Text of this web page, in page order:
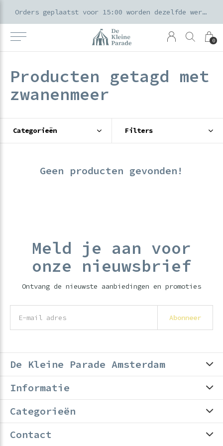
0
Orders geplaatst voor 15:00 worden dezelfde werkdag verzonden
Producten getagd met
zwanenmeer
Categorieën Filters
Geen producten gevonden!
Meld je aan voor
onze nieuwsbrief
Ontvang de nieuwste aanbiedingen en promoties
Abonneer
De Kleine Parade Amsterdam
Informatie
Categorieën
Contact